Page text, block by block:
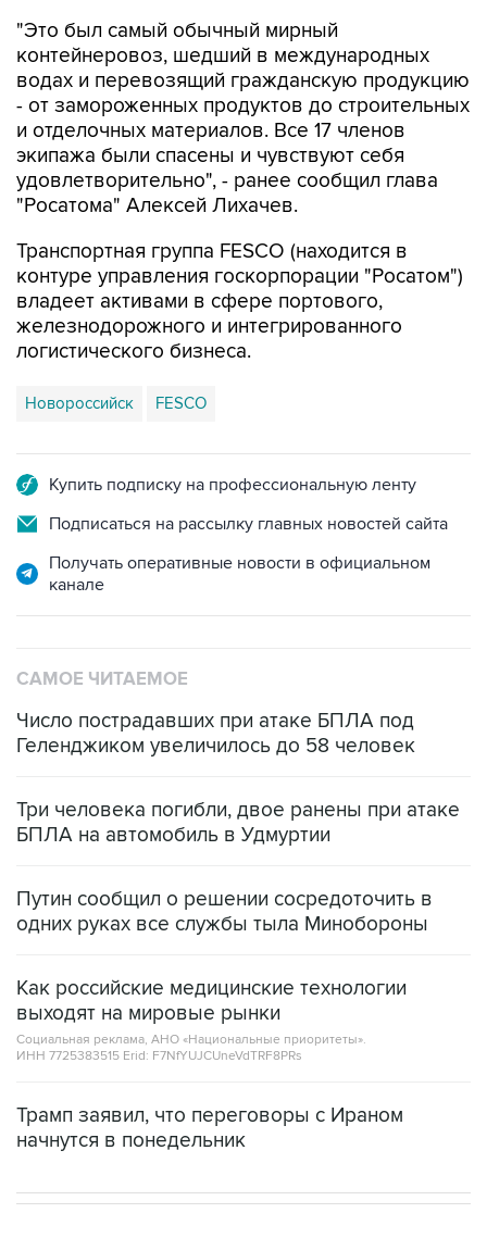
"Это был самый обычный мирный
контейнеровоз, шедший в международных
водах и перевозящий гражданскую продукцию
- от замороженных продуктов до строительных
и отделочных материалов. Все 17 членов
экипажа были спасены и чувствуют себя
удовлетворительно", - ранее сообщил глава
"Росатома" Алексей Лихачев.
Транспортная группа FESCO (находится в
контуре управления госкорпорации "Росатом")
владеет активами в сфере портового,
железнодорожного и интегрированного
логистического бизнеса.
Новороссийск FESCO
Купить подписку на профессиональную ленту
Подписаться на рассылку главных новостей сайта
Получать оперативные новости в официальном
канале
САМОЕ ЧИТАЕМОЕ
Число пострадавших при атаке БПЛА под
Геленджиком увеличилось до 58 человек
Три человека погибли, двое ранены при атаке
БПЛА на автомобиль в Удмуртии
Путин сообщил о решении сосредоточить в
одних руках все службы тыла Минобороны
Как российские медицинские технологии
выходят на мировые рынки
Социальная реклама, АНО «Национальные приоритеты».
ИНН 7725383515 Erid: F7NfYUJCUneVdTRF8PRs
Трамп заявил, что переговоры с Ираном
начнутся в понедельник